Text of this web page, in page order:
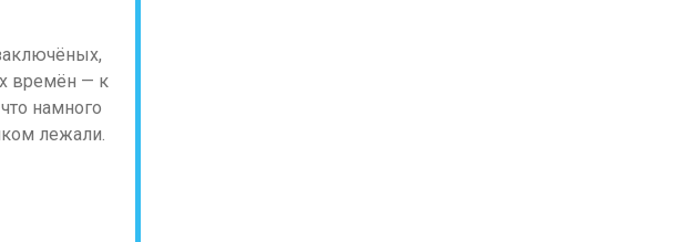
времён — к
намного
лежали.